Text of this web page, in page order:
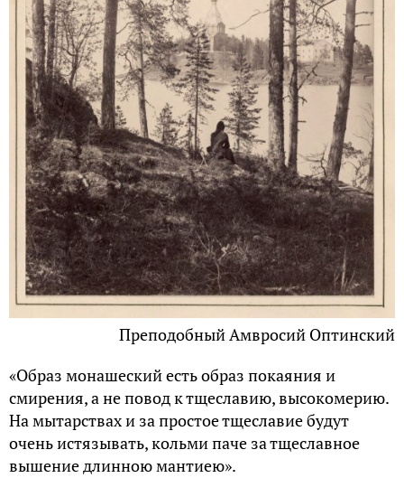
Преподобный Амвросий Оптинский
«Образ монашеский есть образ покаяния и
смирения, а не повод к тщеславию, высокомерию.
На мытарствах и за простое тщеславие будут
очень истязывать, кольми паче за тщеславное
вышение длинною мантиею».